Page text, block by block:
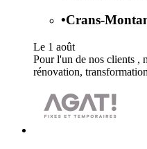
•Crans-
Le 1 août
Pour l'un de nos clients ,
rénovation,